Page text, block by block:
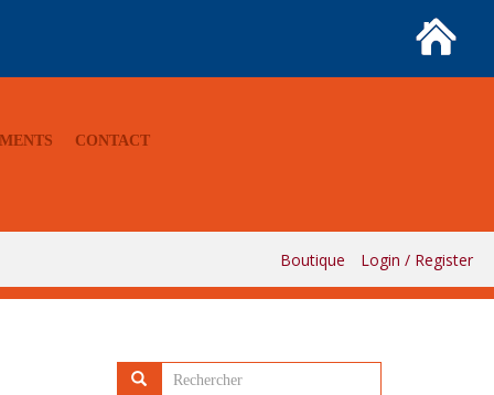
CONTACT
Boutique Login / Register
Rechercher...